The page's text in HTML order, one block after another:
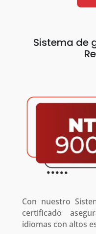
Sistema de
Con nuestro
certificado
idiomas con altos